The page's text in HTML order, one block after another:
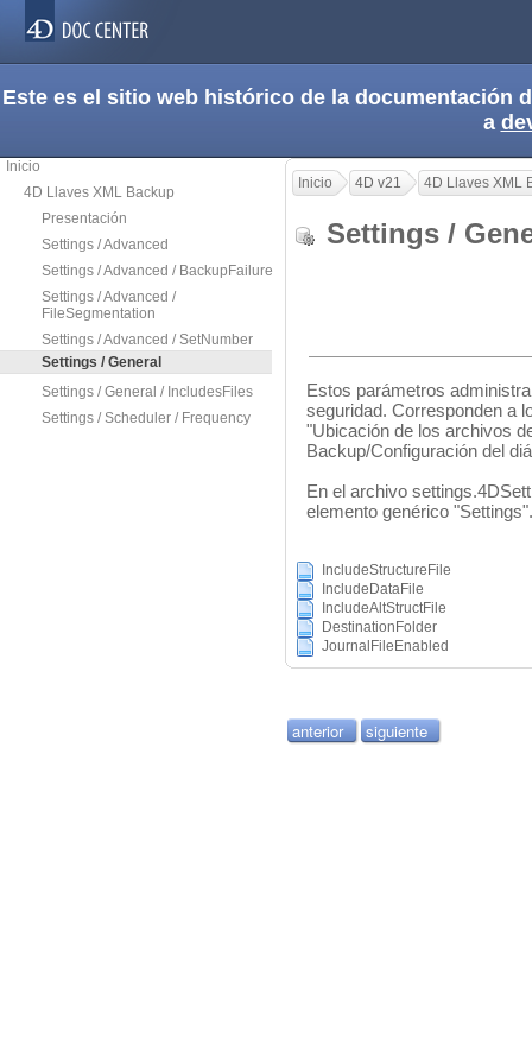
Este es el sitio web histórico de la documentación
a
Inicio
4D Llaves XML Backup
Presentación
Settings / Advanced
Settings / Advanced / BackupFailure
Settings / Advanced /
FileSegmentation
Settings / Advanced / SetNumber
Settings / General
Settings / General / IncludesFiles
Settings / Scheduler / Frequency
Inicio 4D v21 4D Llaves XML
Settings /
Estos parámetros
seguridad. Corresponden a
"Ubicación de los archivos
Backup/Configuración del
En el archivo
elemento genérico "Settings".
IncludeStructureFile
IncludeDataFile
IncludeAltStructFile
DestinationFolder
JournalFileEnabled
anterior siguiente